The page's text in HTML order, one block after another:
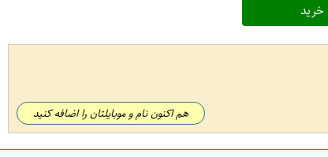
هم اکنون نام و موبایلتان را اضافه کنید